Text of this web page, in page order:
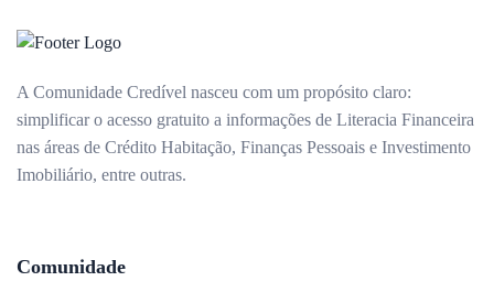
A Comunidade Credível nasceu com um propósito claro:
simplificar o acesso gratuito a informações de Literacia Financeira
nas áreas de Crédito Habitação, Finanças Pessoais e Investimento
Imobiliário, entre outras.
Comunidade